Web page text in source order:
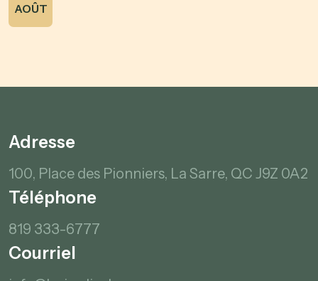
AOÛT
Adresse
100, Place des Pionniers, La Sarre, QC J9Z 0A2
Téléphone
819 333-6777
Courriel